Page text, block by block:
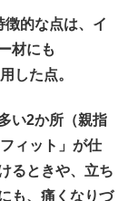
的な点は、イ
材にも
した点。
い2か所（親指
ィット」が仕
るときや、立ち
も、痛くなりづ